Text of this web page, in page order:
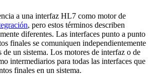
a una interfaz HL7 como motor de
, pero estos términos describen
diferentes. Las interfaces punto a punto
finales se comuniquen independientemente
de un sistema. Los motores de interfaz o de
intermediarios para todas las interfaces que
finales en un sistema.